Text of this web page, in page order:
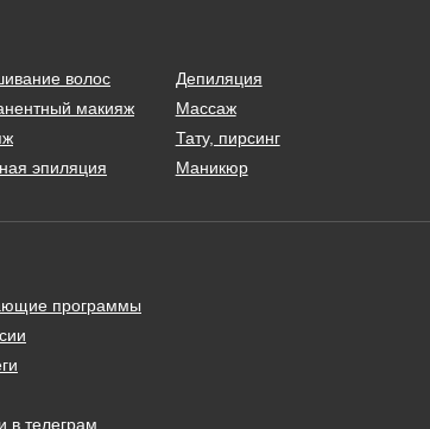
волос
макияж
эпиляция
Депиляция
Массаж
Тату, пирсинг
Маникюр
программы
в телеграм